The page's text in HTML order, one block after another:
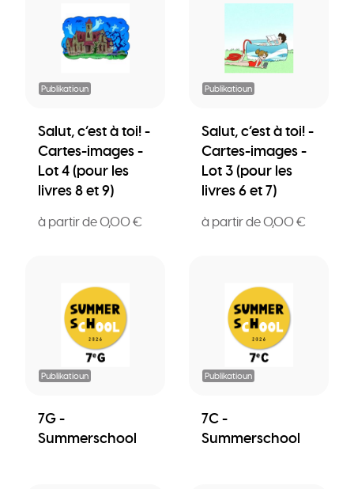
Publikatioun
Salut, c’est à toi! -
Cartes-images -
Lot 4 (pour les
livres 8 et 9)
à partir de 0,00 €
Publikatioun
Salut, c’est à toi! -
Cartes-images -
Lot 3 (pour les
livres 6 et 7)
à partir de 0,00 €
Publikatioun
7G -
Summerschool
Publikatioun
7C -
Summerschool